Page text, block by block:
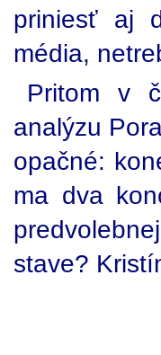
priniesť aj
média,
Pritom v
analýzu
opačné:
ma dva
stave?